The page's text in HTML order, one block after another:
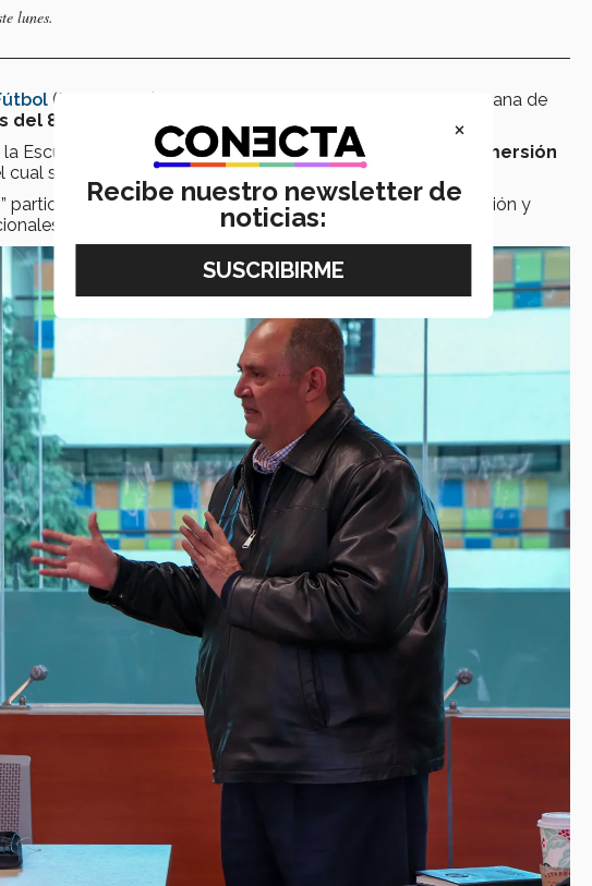
lunes.
(FEMEXFUT), con su marca estrella, la Selección Mexicana de
89% de los mexicanos.
Escuela de Negocios ha desarrollado elSemestre de Inmersión
cual se trabajará un proyecto de la mano con la FEMEXFUT.
participan 15 alumnos de Mercadotecnia (LEM), Administración y
(LIN) y de Comunicación y Medios Digitales (LCMD).
×
Recibe nuestro newsletter de
noticias: